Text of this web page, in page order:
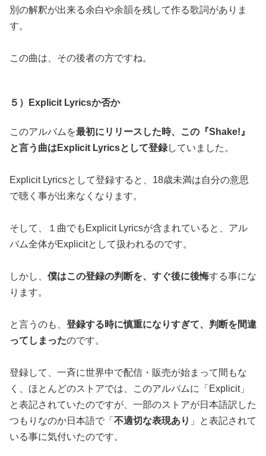
別の解釈が出来る余白や余韻を残して作る歌詞がありま
す。
この曲は、その後者の方ですね。
５）Explicit Lyricsか否か
このアルバムを最初にリリースした時、この『Shake!』
と言う曲はExplicit Lyricsとして登録していました。
Explicit Lyricsとして登録すると、18歳未満は自分の意思
で聴く事が出来なくなります。
そして、１曲でもExplicit Lyricsが含まれていると、アル
バム全体がExplicitとして扱われるのです。
しかし、 僕はこの登録の判断を、すぐ後に後悔する事にな
ります。
と言うのも、 登録する時に慎重になりすぎて、判断を間違
ってしまったのです。
登録して、一斉に世界中で配信・販売が始まって間もな
く、ほとんどのストアでは、このアルバムに「Explicit」
と表記されていたのですが、一部のストアが日本語訳した
つもりなのか日本語で「 不適切な表現あり 」と表記されて
いる事に気付いたのです。